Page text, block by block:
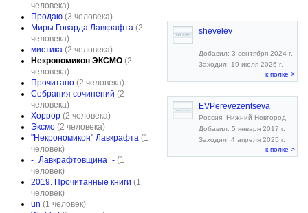
человека)
Продаю (3 человека)
Миры Говарда Лавкрафта (2
человека)
мистика (2 человека)
Некрономикон ЭКСМО (2
человека)
Прочитано (2 человека)
Собрания сочинений (2
человека)
Хоррор (2 человека)
Эксмо (2 человека)
"Некрономикон" Лавкрафта (1
человек)
-=Лавкрафтовщина=- (1
человек)
2019. Прочитанные книги (1
человек)
un (1 человек)
shevelev
Добавил: 3 сентября 2024 г.
Заходил: 19 июля 2026 г.
к полке >
EVPerevezentseva
Россия, Нижний Новгород
Добавил: 5 января 2017 г.
Заходил: 4 апреля 2025 г.
к полке >